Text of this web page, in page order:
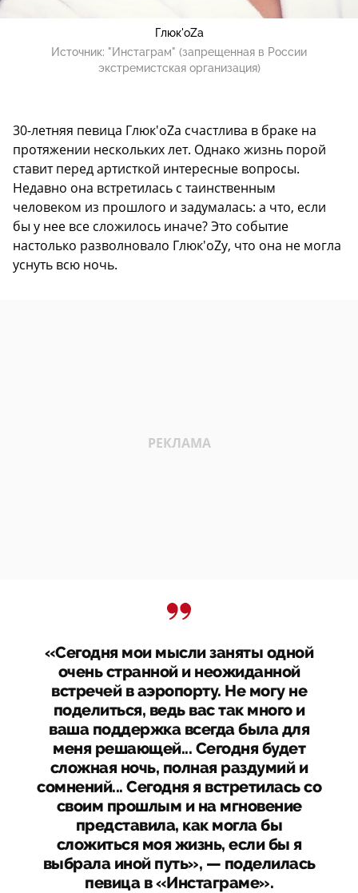
Глюк'оZа
Источник: "Инстаграм" (запрещенная в России
экстремистская организация)
30-летняя певица Глюк'оZа счастлива в браке на
протяжении нескольких лет. Однако жизнь порой
ставит перед артисткой интересные вопросы.
Недавно она встретилась с таинственным
человеком из прошлого и задумалась: а что, если
бы у нее все сложилось иначе? Это событие
настолько разволновало Глюк'оZу, что она не могла
уснуть всю ночь.
«Сегодня мои мысли заняты одной
очень странной и неожиданной
встречей в аэропорту. Не могу не
поделиться, ведь вас так много и
ваша поддержка всегда была для
меня решающей... Сегодня будет
сложная ночь, полная раздумий и
сомнений... Сегодня я встретилась со
своим прошлым и на мгновение
представила, как могла бы
сложиться моя жизнь, если бы я
выбрала иной путь», — поделилась
певица в «Инстаграме».